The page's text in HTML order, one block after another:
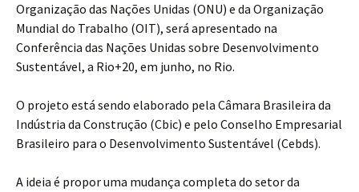
Organização das Nações Unidas (ONU) e da Organização
Mundial do Trabalho (OIT), será apresentado na
Conferência das Nações Unidas sobre Desenvolvimento
Sustentável, a Rio+20, em junho, no Rio.
O projeto está sendo elaborado pela Câmara Brasileira da
Indústria da Construção (Cbic) e pelo Conselho Empresarial
Brasileiro para o Desenvolvimento Sustentável (Cebds).
A ideia é propor uma mudança completa do setor da